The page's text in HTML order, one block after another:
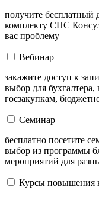
получите бесплатный
комплекту СПС
вас проблему
Вебинар
закажите доступ к
выбор для
госзакупкам,
Семинар
бесплатно посетите
выбор из программы
мероприятий для
Курсы повышения